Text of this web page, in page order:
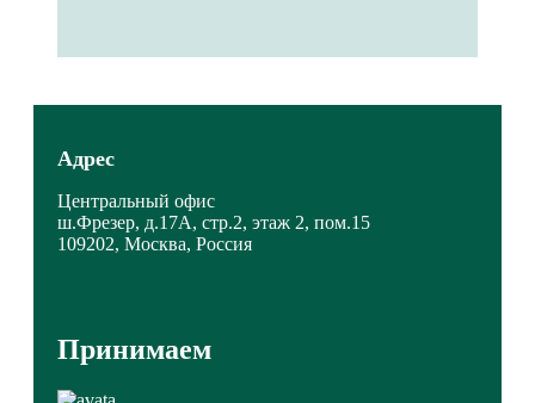
Адрес
Центральный офис
ш.Фрезер, д.17А, стр.2, этаж 2, пом.15
109202, Москва, Россия
Принимаем